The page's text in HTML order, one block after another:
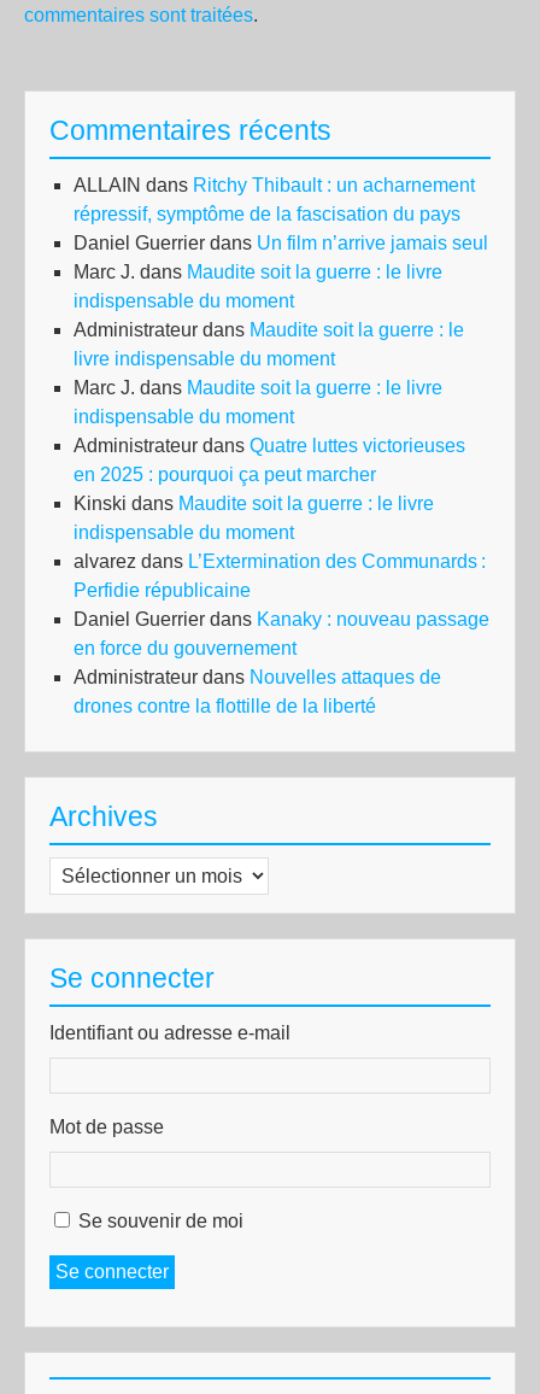
commentaires sont traitées.
Commentaires récents
ALLAIN dans Ritchy Thibault : un acharnement
répressif, symptôme de la fascisation du pays
Daniel Guerrier dans Un film n’arrive jamais seul
Marc J. dans Maudite soit la guerre : le livre
indispensable du moment
Administrateur dans Maudite soit la guerre : le
livre indispensable du moment
Marc J. dans Maudite soit la guerre : le livre
indispensable du moment
Administrateur dans Quatre luttes victorieuses
en 2025 : pourquoi ça peut marcher
Kinski dans Maudite soit la guerre : le livre
indispensable du moment
alvarez dans L’Extermination des Communards :
Perfidie républicaine
Daniel Guerrier dans Kanaky : nouveau passage
en force du gouvernement
Administrateur dans Nouvelles attaques de
drones contre la flottille de la liberté
Archives
Archives
Se connecter
Identifiant ou adresse e-mail
Mot de passe
Se souvenir de moi
Se connecter